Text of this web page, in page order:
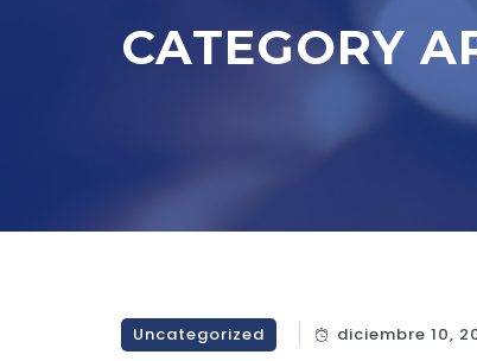
CATEGORY
Uncategorized diciembre 10,